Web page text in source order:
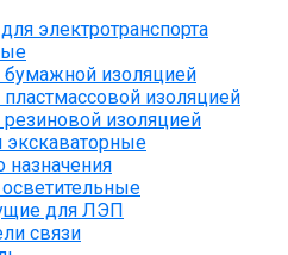
электротранспорта
изоляцией
изоляцией
изоляцией
назначения
для ЛЭП
связи